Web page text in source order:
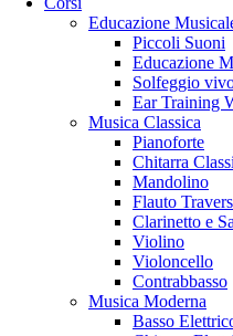
Educazione
Piccoli Suoni
Educazione
Solfeggio
Ear Training
Musica Classica
Pianoforte
Chitarra
Mandolino
Flauto
Clarinetto e
Violino
Violoncello
Contrabbasso
Musica Moderna
Basso